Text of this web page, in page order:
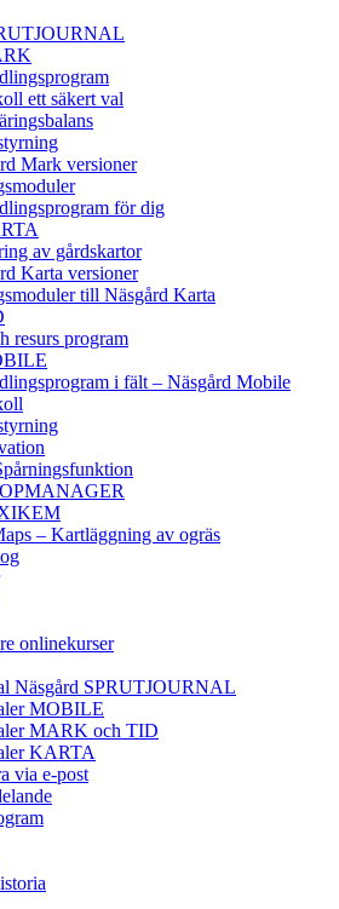
ett säkert val
Mark versioner
för dig
av gårdskartor
Karta versioner
till Näsgård Karta
resurs program
i fält – Näsgård Mobile
– Kartläggning av ogräs
onlinekurser
Näsgård SPRUTJOURNAL
MOBILE
MARK och TID
KARTA
via e-post